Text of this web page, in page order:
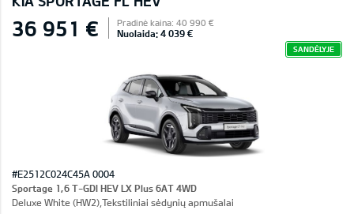
36 951 € Pradinė kaina: 40 990 €
Nuolaida: 4 039 €
SANDĖLYJE
#E2512C024C45A 0004
Sportage 1,6 T-GDI HEV LX Plus 6AT 4WD
Deluxe White (HW2),Tekstiliniai sėdynių apmušalai